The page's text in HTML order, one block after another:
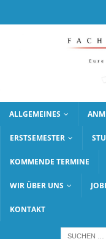
ALLGEMEINES
ERSTSEMESTER
KOMMENDE TERMINE
WIR ÜBER UNS
KONTAKT